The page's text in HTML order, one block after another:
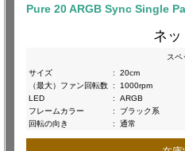
Pure 20 ARGB Sync Single
ネッ
スペ
サイズ
:
20cm
（最大）ファン回転数 :
1000rpm
LED
:
ARGB
フレームカラー
:
ブラック系
回転の向き
: 通常